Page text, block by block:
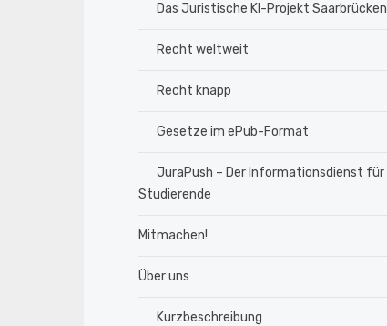
Das Juristische KI-Projekt Saarbrücken
Recht weltweit
Recht knapp
Gesetze im ePub-Format
JuraPush – Der Informationsdienst für
Studierende
Mitmachen!
Über uns
Kurzbeschreibung